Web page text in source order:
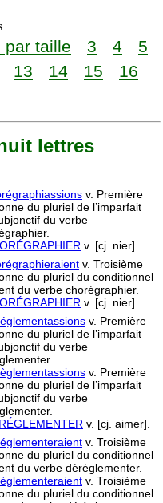
par taille 3 4
5
13 14 15
16
lettres
v. Première
du pluriel de l’imparfait
du verbe
v. [cj. nier].
v. Troisième
du pluriel du conditionnel
du verbe chorégraphier.
v. [cj. nier].
v. Première
du pluriel de l’imparfait
du verbe
v. Première
du pluriel de l’imparfait
du verbe
v. [cj. aimer].
v. Troisième
du pluriel du conditionnel
du verbe déréglementer.
v. Troisième
du pluriel du conditionnel